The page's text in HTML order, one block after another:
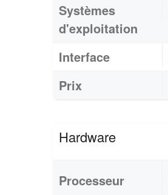
Systèmes
d'exploitation
Interface
Prix
Hardware
Processeur